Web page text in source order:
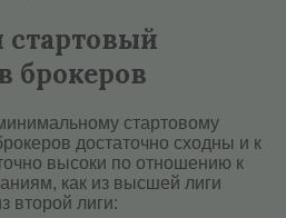
брокеров
стартовому
достаточно сходны и к
высоки по отношению к
как из высшей лиги
второй лиги: